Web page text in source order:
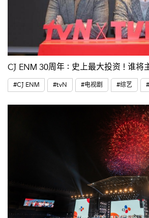
CJ ENM 30周年：史上最大投资！谁将
#CJ ENM #tvN #电视剧 #综艺